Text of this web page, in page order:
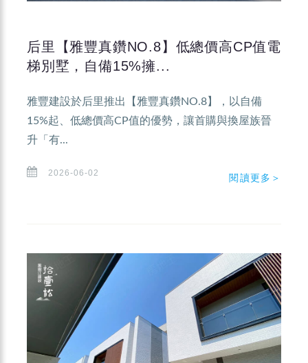
后里【雅豐真鑽NO.8】低總價高CP值電
梯別墅，自備15%擁...
雅豐建設於后里推出【雅豐真鑽NO.8】，以自備
15%起、低總價高CP值的優勢，讓首購與換屋族晉
升「有...
2026-06-02 閱讀更多＞